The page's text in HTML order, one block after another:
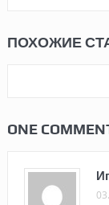
ПОХОЖИЕ
ONE